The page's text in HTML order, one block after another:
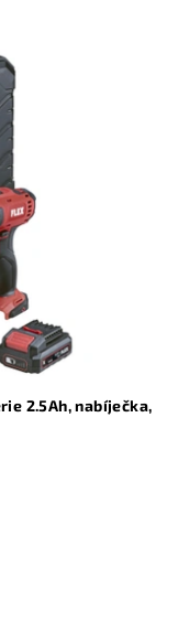
2.5Ah, nabíječka,